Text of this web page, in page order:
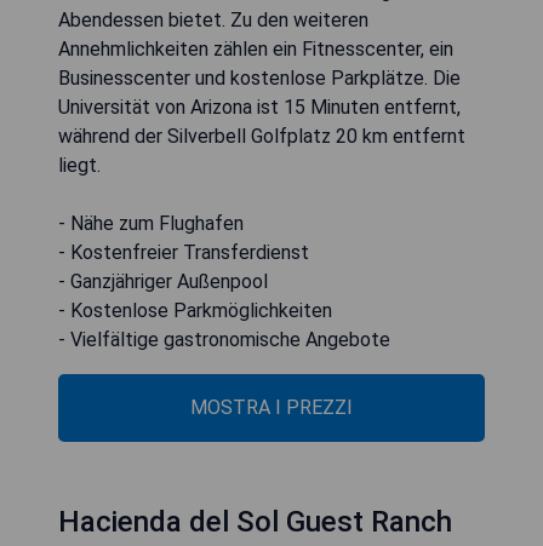
Abendessen bietet. Zu den weiteren
Annehmlichkeiten zählen ein Fitnesscenter, ein
Businesscenter und kostenlose Parkplätze. Die
Universität von Arizona ist 15 Minuten entfernt,
während der Silverbell Golfplatz 20 km entfernt
liegt.
- Nähe zum Flughafen
- Kostenfreier Transferdienst
- Ganzjähriger Außenpool
- Kostenlose Parkmöglichkeiten
- Vielfältige gastronomische Angebote
MOSTRA I PREZZI
Hacienda del Sol Guest Ranch